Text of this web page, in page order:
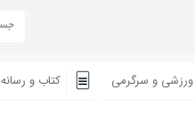
ورزشی و سرگرمی کتاب و رسانه